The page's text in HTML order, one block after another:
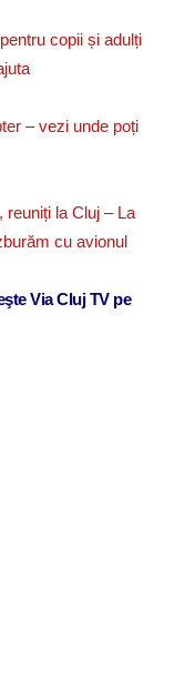
copii și adulți
– vezi unde poți
reuniți la Cluj – La
cu avionul
Via Cluj TV pe